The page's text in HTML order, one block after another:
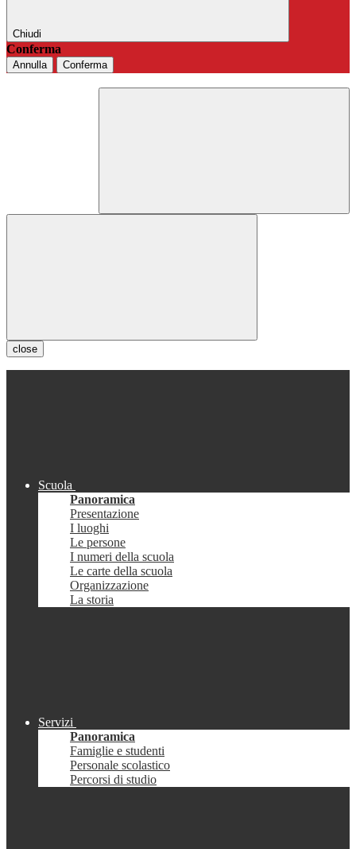
Chiudi
Conferma
Annulla Conferma
close
Scuola
Panoramica
Presentazione
I luoghi
Le persone
I numeri della scuola
Le carte della scuola
Organizzazione
La storia
Servizi
Panoramica
Famiglie e studenti
Personale scolastico
Percorsi di studio